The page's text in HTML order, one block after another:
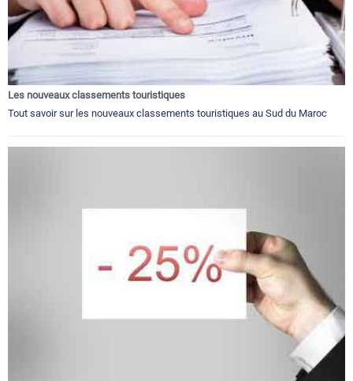
Les nouveaux classements touristiques
Tout savoir sur les nouveaux classements touristiques au Sud du Maroc